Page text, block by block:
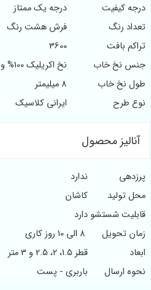
درجه کیفیت
درجه یک ممتاز
تعداد رنگ
فرش هشت رنگ
تراکم بافت
3600
جنس نخ خاب
نخ اکریلیک 100% و نخ هایبالک
طول نخ خاب
8 میلیمتر
نوع طرح
ایرانی کلاسیک
آنالیز محصول
پرزدهی
ندارد
محل تولید
کاشان
قابلیت شستشو دارد
زمان تحویل
ابعاد
قطر 1.5، 2، 2.5 و 3 متر
نحوه ارسال
باربری - پست